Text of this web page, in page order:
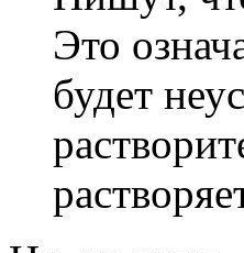
Это
будет